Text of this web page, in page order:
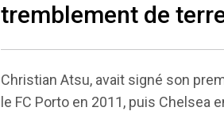
tremblement de
Christian Atsu, avait signé son
le FC Porto en 2011, puis Chelsea